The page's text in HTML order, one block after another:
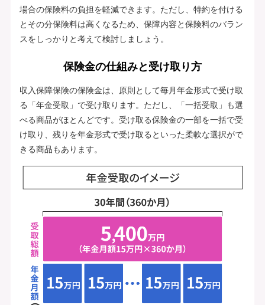
場合の保険料の負担を軽減できます。ただし、特約を付ける
とその分保険料は高くなるため、保障内容と保険料のバラン
スをしっかりと考えて検討しましょう。
保険金の仕組みと受け取り方
収入保障保険の保険金は、原則として毎月年金形式で受け取
る「年金受取」で受け取ります。ただし、「一括受取」も選
べる商品がほとんどです。受け取る保険金の一部を一括で受
け取り、残りを年金形式で受け取るといった柔軟な選択がで
きる商品もあります。